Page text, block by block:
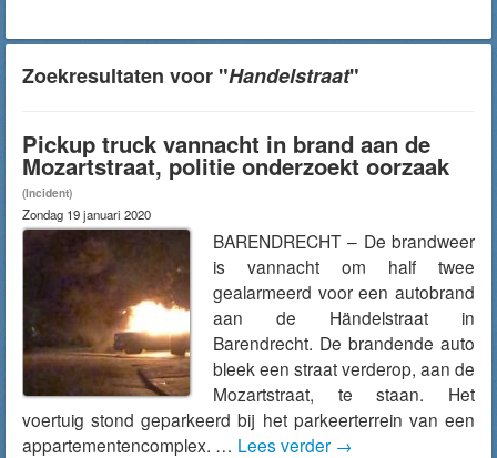
Zoekresultaten voor "Handelstraat"
Pickup truck vannacht in brand aan de
Mozartstraat, politie onderzoekt oorzaak
(Incident)
Zondag 19 januari 2020
BARENDRECHT – De brandweer
is vannacht om half twee
gealarmeerd voor een autobrand
aan de Händelstraat in
Barendrecht. De brandende auto
bleek een straat verderop, aan de
Mozartstraat, te staan. Het
voertuig stond geparkeerd bij het parkeerterrein van een
appartementencomplex. … Lees verder →